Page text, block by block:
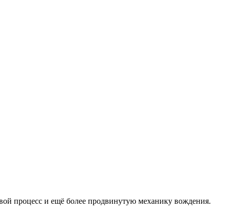
процесс и ещё более продвинутую механику вождения.